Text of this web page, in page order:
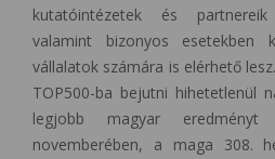
kutatóintézetek és
valamint bizonyos esetekben
vállalatok számára is elérhető
TOP500-ba bejutni hihetetlenül
legjobb magyar
novemberében, a maga 308.